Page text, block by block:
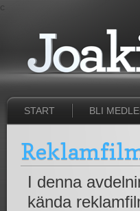
c
START BLI
I denna
kända